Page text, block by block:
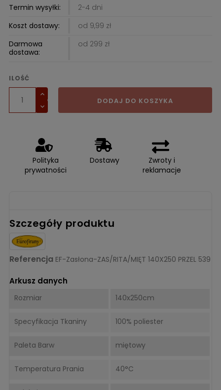
Termin wysyłki:
2-4 dni
Koszt dostawy:
od 9,99 zł
Darmowa
dostawa:
od 299 zł
ILOŚĆ
DODAJ DO KOSZYKA
Polityka
prywatności
Dostawy
Zwroty i
reklamacje
Szczegóły produktu
Referencja EF-Zasłona-ZAS/RITA/MIĘT 140X250 PRZEL 539
Arkusz danych
Rozmiar 140x250cm
Specyfikacja Tkaniny 100% poliester
Paleta Barw miętowy
Temperatura Prania 40°C